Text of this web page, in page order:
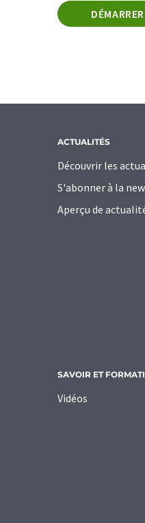
ACTUALITÉS
Découvrir les
S'abonner à la
Aperçu de
SAVOIR ET
Vidéos